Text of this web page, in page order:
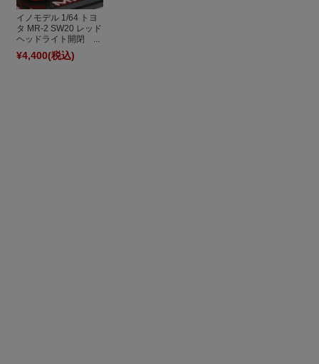
イノモデル 1/64 トヨ
タ MR-2 SW20 レッド
ヘッドライト開閉 ...
¥4,400(税込)